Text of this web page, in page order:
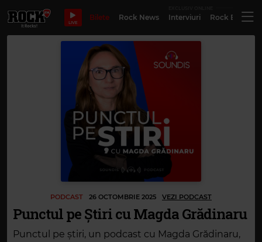
LIVE
Bilete Rock News Interviuri Rock
PODCAST 26 OCTOMBRIE 2025 VEZI PODCAST
Punctul pe Știri cu Magda Grădinaru
Punctul pe știri, un podcast cu Magda Grădinaru,